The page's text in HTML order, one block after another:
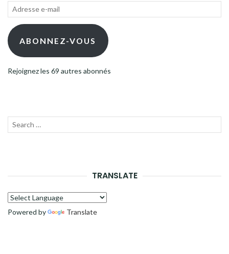
Adresse
mail ABONNEZ-VOUS
Rejoignez les 69 autres abonnés
Recherche
TRANSLATE
Powered by Translate